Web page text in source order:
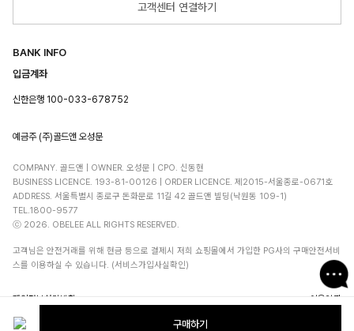
구매하기
고객센터 연결하기
BANK INFO
입금계좌
신한은행 100-033-678752
예금주 (주)골드앤 오성문
COMPANY. 골드앤 | OWNER. 오성문 | CPO. 신동현
BUSINESS LICENCE. 193-81-00126 | ORDER LICENCE. 제2015-서울종로-0671호
ADDRESS. 서울특별시 종로구 돈화문로 11길 42 골드앤 빌딩(낙원동 109-1)
TEL.1800-9577
ⓒ 2026. OBELEE ALL RIGHTS RESERVED.
고객님은 안전거래를 위해 현금 등으로 결제시 저희 쇼핑몰에서 가입한 PG사의 구매안전서비
스를 이용하실 수 있습니다. (서비스가입사실확인)
개인정보처리방침 이용약관